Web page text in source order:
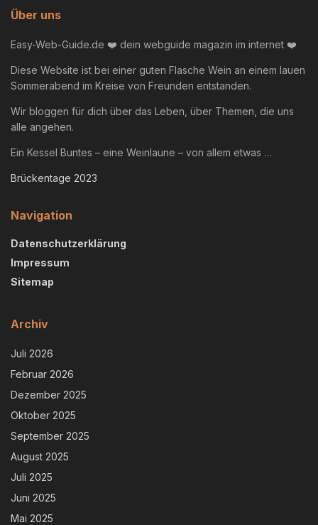
Über uns
Easy-Web-Guide.de ❤️ dein webguide magazin im internet ❤️
Diese Website ist bei einer guten Flasche Wein an einem lauen
Sommerabend im Kreise von Freunden entstanden.
Wir bloggen für dich über das Leben, über Themen, die uns
alle angehen.
Ein Kessel Buntes – eine Weinlaune – von allem etwas …
Brückentage 2023
Navigation
Datenschutzerklärung
Impressum
Sitemap
Archiv
Juli 2026
Februar 2026
Dezember 2025
Oktober 2025
September 2025
August 2025
Juli 2025
Juni 2025
Mai 2025